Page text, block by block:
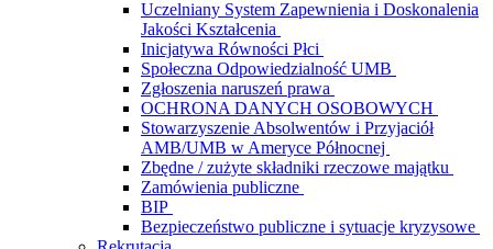
Uczelniany System Zapewnienia i Doskonalenia
Jakości Kształcenia
Inicjatywa Równości Płci
Społeczna Odpowiedzialność UMB
Zgłoszenia naruszeń prawa
OCHRONA DANYCH OSOBOWYCH
Stowarzyszenie Absolwentów i Przyjaciół
AMB/UMB w Ameryce Północnej
Zbędne / zużyte składniki rzeczowe majątku
Zamówienia publiczne
BIP
Bezpieczeństwo publiczne i sytuacje kryzysowe